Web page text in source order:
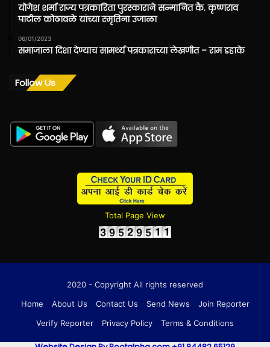
योगेश शर्मा राज्य पत्रकारिता पुरस्काराने सन्मानित कै. कृष्णराव
पाटील कोठावळे यांच्या स्मृतिना उजाळा
06/01/2023
समाजाला दिशा देण्याच सामर्थ्य पत्रकाराच्या लेखणीत – राम डहाके
Follow Us
Total Page View
2020 - Copyright All rights reserved
Home
About Us Contact Us Send News
Join Reporter
Verify Reporter
Privacy Policy Terms & Conditions